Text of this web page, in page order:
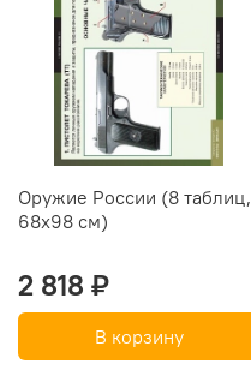
Оружие России (8 таблиц,
68х98 см)
2 818 ₽
В корзину